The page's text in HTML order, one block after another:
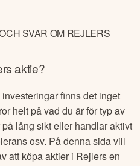
SVAR OM REJLERS
aktie?
finns det inget
helt på vad du är för typ av
lång sikt eller handlar aktivt
osv. På denna sida vill
att köpa aktier i Rejlersen